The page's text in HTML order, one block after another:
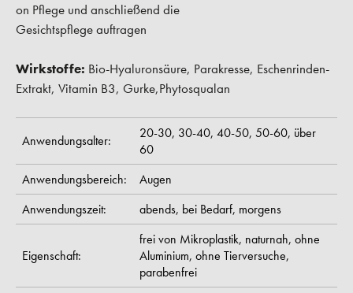
on Pflege und anschließend die
Gesichtspflege auftragen
Wirkstoffe: Bio-Hyaluronsäure, Parakresse, Eschenrinden-
Extrakt, Vitamin B3, Gurke,Phytosqualan
Anwendungsalter: 20-30, 30-40, 40-50, 50-60, über
60
Anwendungsbereich:
Augen
Anwendungszeit:
abends, bei Bedarf, morgens
Eigenschaft:
frei von Mikroplastik, naturnah, ohne
Aluminium, ohne Tierversuche,
parabenfrei